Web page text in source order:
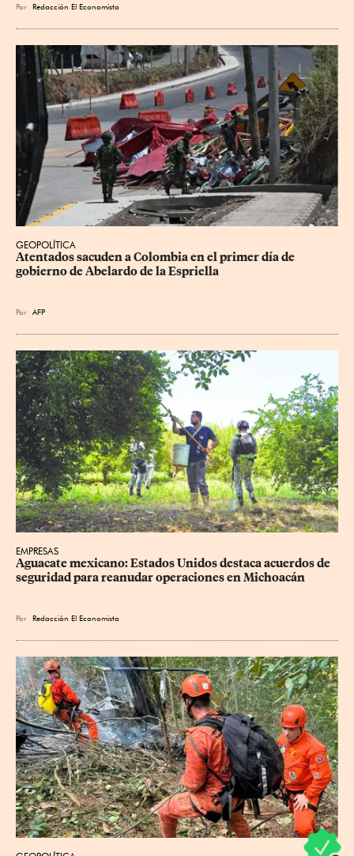
Por Redacción El Economista
GEOPOLÍTICA
Atentados sacuden a Colombia en el primer día de
gobierno de Abelardo de la Espriella
Por AFP
EMPRESAS
Aguacate mexicano: Estados Unidos destaca acuerdos de
seguridad para reanudar operaciones en Michoacán
Por Redacción El Economista